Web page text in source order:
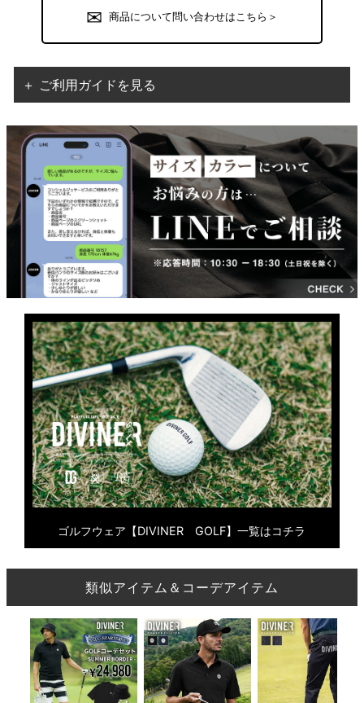
商品について問い合わせはこちら＞
＋ ご利用ガイドを見る
ゴルフウェア【DIVINER GOLF】一覧はコチラ
類似アイテム＆コーデアイテム